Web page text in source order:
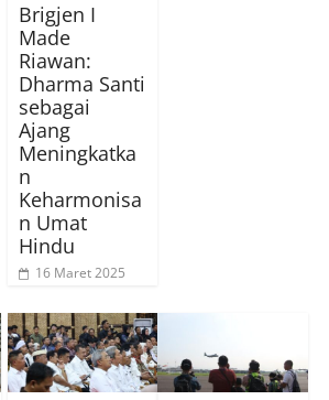
Brigjen I
Made
Riawan:
Dharma Santi
sebagai
Ajang
Meningkatka
n
Keharmonisa
n Umat
Hindu
16 Maret 2025